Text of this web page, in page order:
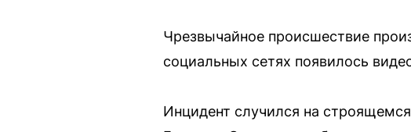
Чрезвычайное происшествие
социальных сетях появилось
Инцидент случился на